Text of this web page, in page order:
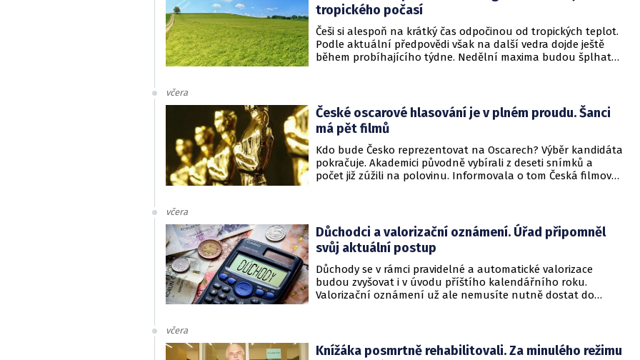
tropického počasí
Češi si alespoň na krátký čas odpočinou od tropických teplot.
Podle aktuální předpovědi však na další vedra dojde ještě
během probíhajícího týdne. Nedělní maxima budou šplhat
včera
České oscarové hlasování je v plném proudu. Šanci
má pět filmů
Kdo bude Česko reprezentovat na Oscarech? Výběr kandidáta
pokračuje. Akademici původně vybírali z deseti snímků a
počet již zúžili na polovinu. Informovala o tom Česká filmová
včera
Důchodci a valorizační oznámení. Úřad připomněl
svůj aktuální postup
Důchody se v rámci pravidelné a automatické valorizace
budou zvyšovat i v úvodu příštího kalendářního roku.
Valorizační oznámení už ale nemusíte nutně dostat do
včera
Knížáka posmrtně rehabilitovali. Za minulého režimu